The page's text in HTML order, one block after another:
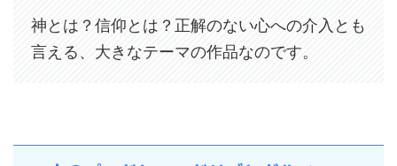
神とは？信仰とは？正解のない心への介入とも
言える、大きなテーマの作品なのです。